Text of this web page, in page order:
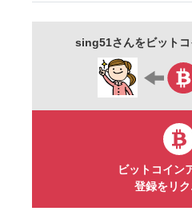
sing51さんをビット
ビットコイン
登録をリク